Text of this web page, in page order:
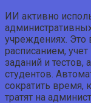
ИИ активно
учреждениях. Это
расписанием,
заданий и тестов,
студентов.
сократить время,
тратят на